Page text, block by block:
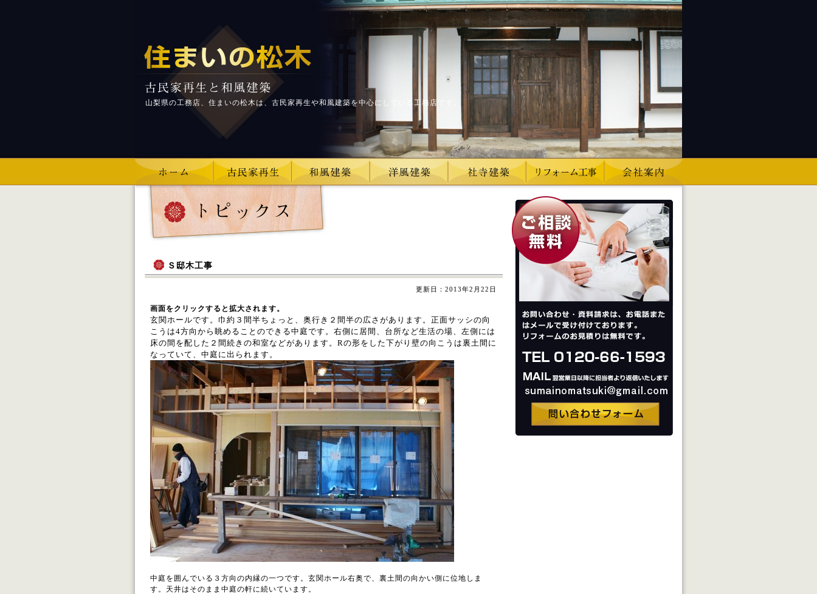
山梨県の工務店、住まいの松木は、古民家再生や和風建築を中心にしている工務店です。
Ｓ邸木工事
更新日： 2013年2月22日
画面をクリックすると拡大されます。
玄関ホールです。巾約３間半ちょっと、奥行き２間半の広さがあります。正面サッシの向
こうは4方向から眺めることのできる中庭です。右側に居間、台所など生活の場、左側には
床の間を配した２間続きの和室などがあります。Rの形をした下がり壁の向こうは裏土間に
なっていて、中庭に出られます。
中庭を囲んでいる３方向の内縁の一つです。玄関ホール右奥で、裏土間の向かい側に位地しま
す。天井はそのまま中庭の軒に続いています。